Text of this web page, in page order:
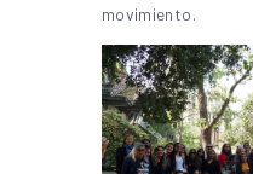
movimiento.